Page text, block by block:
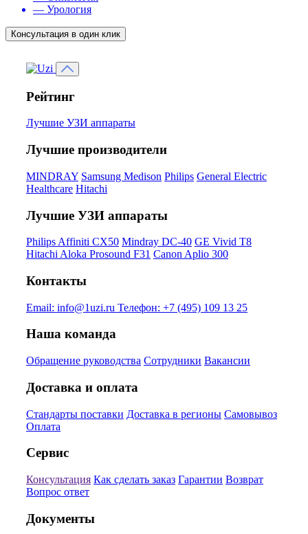
— Урология
Консультация в один клик
Рейтинг
Лучшие УЗИ аппараты
Лучшие производители
MINDRAY Samsung Medison Philips General Electric
Healthcare Hitachi
Лучшие УЗИ аппараты
Philips Affiniti CX50 Mindray DC-40 GE Vivid T8
Hitachi Aloka Prosound F31 Canon Aplio 300
Контакты
Email: info@1uzi.ru Телефон: +7 (495) 109 13 25
Наша команда
Обращение руководства Сотрудники Вакансии
Доставка и оплата
Стандарты поставки Доставка в регионы Самовывоз
Оплата
Сервис
Консультация Как сделать заказ Гарантии Возврат
Вопрос ответ
Документы